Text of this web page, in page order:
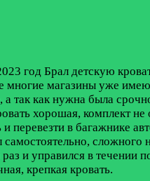
год Брал детскую
многие магазины уже
а так как нужна была
хорошая, комплект
перевезти в багажнике
сложного
и управился в течении
крепкая кровать.